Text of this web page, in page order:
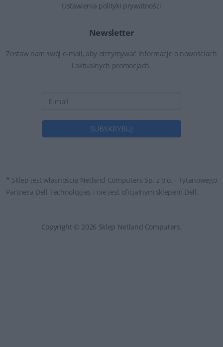
Ustawienia polityki prywatności
Newsletter
Zostaw nam swój e-mail, aby otrzymywać informacje o nowościach
i aktualnych promocjach.
* Sklep jest własnością Netland Computers Sp. z o.o. - Tytanowego
Partnera Dell Technologies i nie jest oficjalnym sklepem Dell.
Copyright © 2026 Sklep Netland Computers.